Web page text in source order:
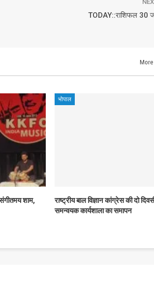
TODAY::राशिफल 30
शाम,
भोपाल
राष्ट्रीय बाल विज्ञान कांग्रेस की दो
समन्वयक कार्यशाला का समापन